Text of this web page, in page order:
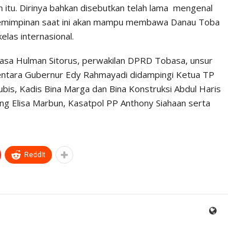
Dirinya bahkan disebutkan telah lama mengenal
saat ini akan mampu membawa Danau Toba
internasional.
Hulman Sitorus, perwakilan DPRD Tobasa, unsur
Gubernur Edy Rahmayadi didampingi Ketua TP
Kadis Bina Marga dan Bina Konstruksi Abdul Haris
Elisa Marbun, Kasatpol PP Anthony Siahaan serta
ReddIt